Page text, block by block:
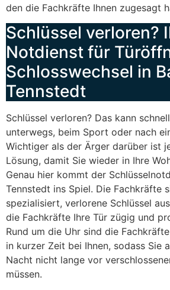
den die Fachkräfte Ihnen zugesagt
Schlüssel verloren?
Notdienst für
Schlosswechsel in
Tennstedt
Schlüssel verloren? Das kann
unterwegs, beim Sport oder nach
Wichtiger als der Ärger darüber ist
Lösung, damit Sie wieder in Ihre
Genau hier kommt der
Tennstedt ins Spiel. Die Fachkräfte
spezialisiert, verlorene Schlüssel
die Fachkräfte Ihre Tür zügig und
Rund um die Uhr sind die
in kurzer Zeit bei Ihnen, sodass Sie
Nacht nicht lange vor
müssen.